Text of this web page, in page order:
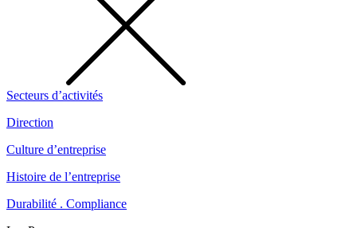
Secteurs d’activités
Direction
Culture d’entreprise
Histoire de l’entreprise
Durabilité . Compliance